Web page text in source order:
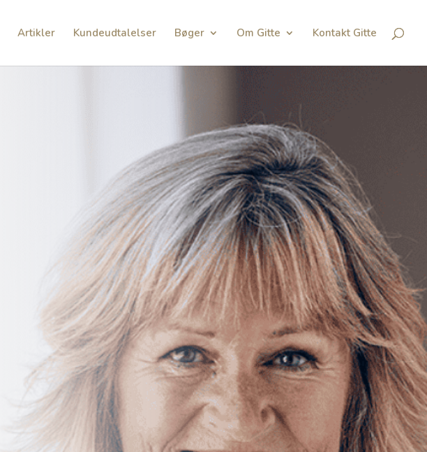
Artikler Kundeudtalelser Bøger Om Gitte Kontakt Gitte